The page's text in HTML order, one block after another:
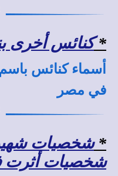
*كنائس أخرى
أسماء كنائس
في مصر
*شخصيات
شخصيات أثرت